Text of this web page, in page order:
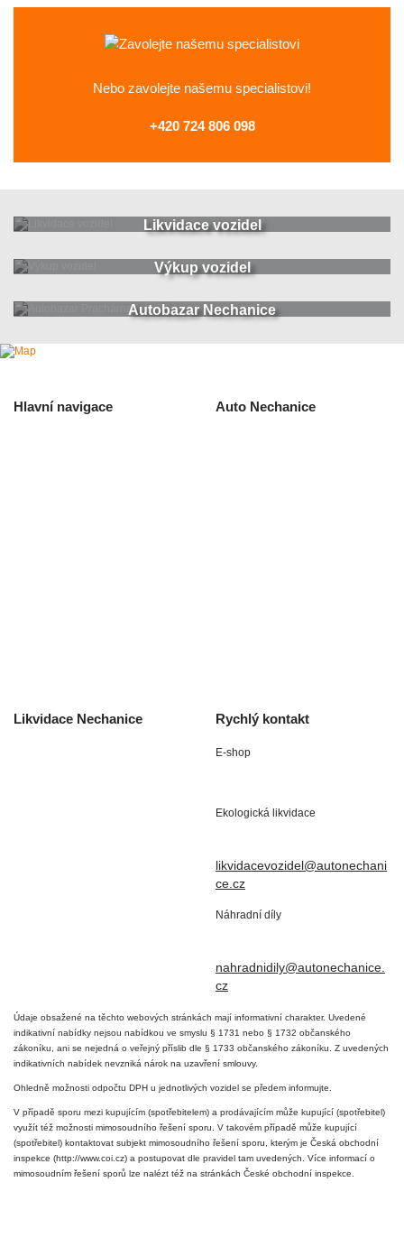
Nebo zavolejte našemu specialistovi!
+420 724 806 098
Likvidace vozidel
Výkup vozidel
Autobazar Nechanice
Hlavní navigace Auto Nechanice
Likvidace Nechanice Rychlý kontakt
E-shop
Ekologická likvidace
likvidacevozidel@autonechani
ce.cz
Náhradní díly
nahradnidily@autonechanice.
cz
Údaje obsažené na těchto webových stránkách mají informativní charakter. Uvedené
indikativní nabídky nejsou nabídkou ve smyslu § 1731 nebo § 1732 občanského
zákoníku, ani se nejedná o veřejný příslib dle § 1733 občanského zákoníku. Z uvedených
indikativních nabídek nevzniká nárok na uzavření smlouvy.
Ohledně možnosti odpočtu DPH u jednotlivých vozidel se předem informujte.
V případě sporu mezi kupujícím (spotřebitelem) a prodávajícím může kupující (spotřebitel)
využít též možnosti mimosoudního řešení sporu. V takovém případě může kupující
(spotřebitel) kontaktovat subjekt mimosoudního řešení sporu, kterým je Česká obchodní
inspekce (http://www.coi.cz) a postupovat dle pravidel tam uvedených. Více informací o
mimosoudním řešení sporů lze nalézt též na stránkách České obchodní inspekce.